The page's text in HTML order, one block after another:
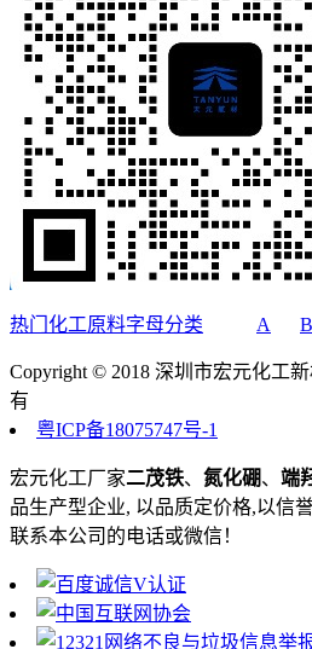
热门化工原料字母分类 A B
Copyright © 2018 深圳市宏元化工
有
粤ICP备18075747号-1
宏元化工厂家二茂铁、 氮化硼、 端
品生产型企业, 以品质定价格,以信
联系本公司的电话或微信！